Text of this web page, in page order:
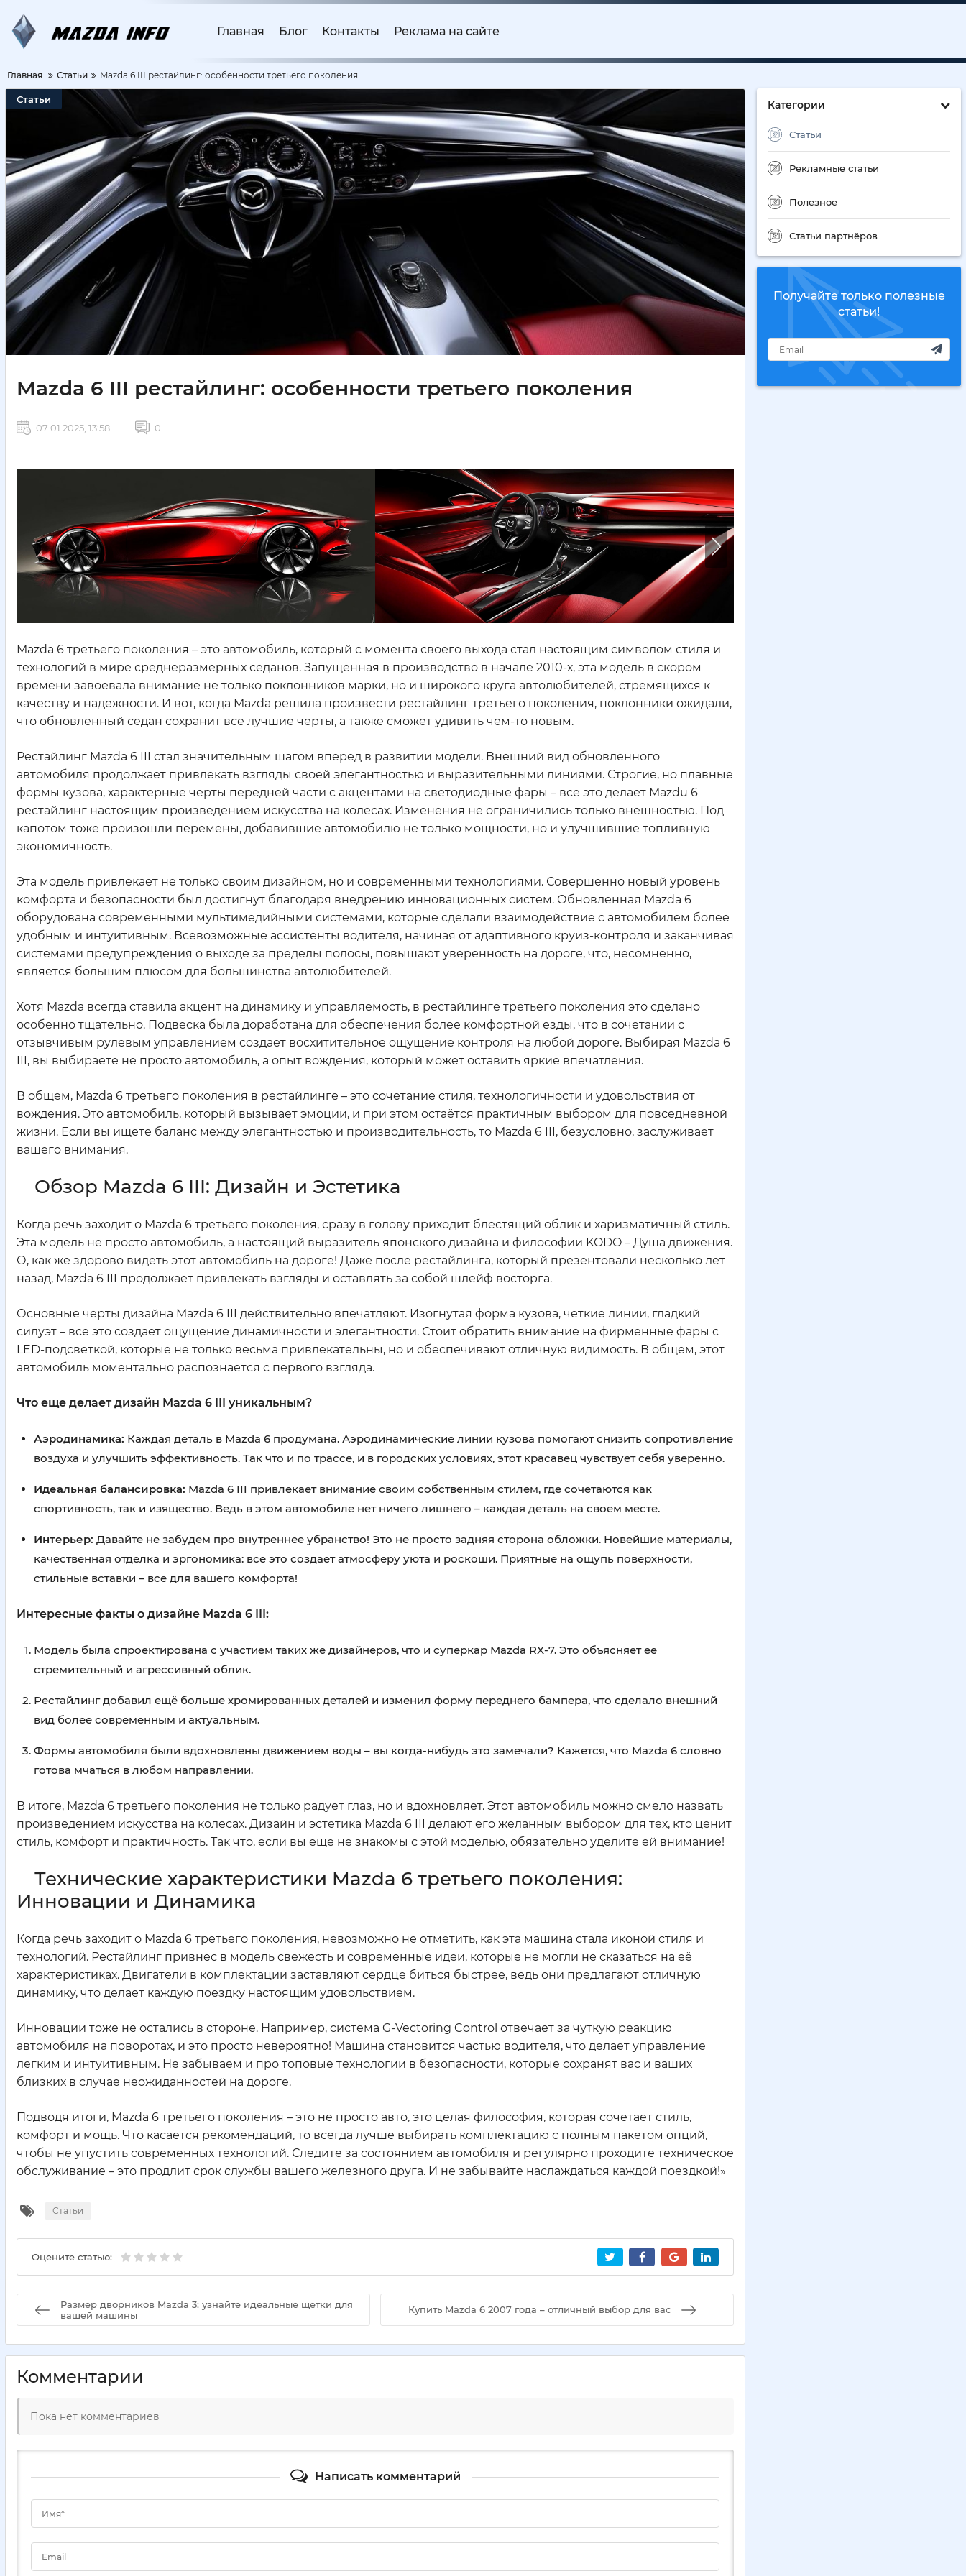
Главная Блог Контакты Реклама на сайте
Главная Статьи Mazda 6 III рестайлинг: особенности третьего поколения
Категории
Статьи
Рекламные статьи
Полезное
Статьи партнёров
Получайте только полезные
статьи!
Статьи
Mazda 6 III рестайлинг: особенности третьего поколения
07 01 2025, 13:58 0
Mazda 6 третьего поколения – это автомобиль, который с момента своего выхода стал настоящим символом стиля и
технологий в мире среднеразмерных седанов. Запущенная в производство в начале 2010-х, эта модель в скором
времени завоевала внимание не только поклонников марки, но и широкого круга автолюбителей, стремящихся к
качеству и надежности. И вот, когда Mazda решила произвести рестайлинг третьего поколения, поклонники ожидали,
что обновленный седан сохранит все лучшие черты, а также сможет удивить чем-то новым.
Рестайлинг Mazda 6 III стал значительным шагом вперед в развитии модели. Внешний вид обновленного
автомобиля продолжает привлекать взгляды своей элегантностью и выразительными линиями. Строгие, но плавные
формы кузова, характерные черты передней части с акцентами на светодиодные фары – все это делает Mazdu 6
рестайлинг настоящим произведением искусства на колесах. Изменения не ограничились только внешностью. Под
капотом тоже произошли перемены, добавившие автомобилю не только мощности, но и улучшившие топливную
экономичность.
Эта модель привлекает не только своим дизайном, но и современными технологиями. Совершенно новый уровень
комфорта и безопасности был достигнут благодаря внедрению инновационных систем. Обновленная Mazda 6
оборудована современными мультимедийными системами, которые сделали взаимодействие с автомобилем более
удобным и интуитивным. Всевозможные ассистенты водителя, начиная от адаптивного круиз-контроля и заканчивая
системами предупреждения о выходе за пределы полосы, повышают уверенность на дороге, что, несомненно,
является большим плюсом для большинства автолюбителей.
Хотя Mazda всегда ставила акцент на динамику и управляемость, в рестайлинге третьего поколения это сделано
особенно тщательно. Подвеска была доработана для обеспечения более комфортной езды, что в сочетании с
отзывчивым рулевым управлением создает восхитительное ощущение контроля на любой дороге. Выбирая Mazda 6
III, вы выбираете не просто автомобиль, а опыт вождения, который может оставить яркие впечатления.
В общем, Mazda 6 третьего поколения в рестайлинге – это сочетание стиля, технологичности и удовольствия от
вождения. Это автомобиль, который вызывает эмоции, и при этом остаётся практичным выбором для повседневной
жизни. Если вы ищете баланс между элегантностью и производительность, то Mazda 6 III, безусловно, заслуживает
вашего внимания.
Обзор Mazda 6 III: Дизайн и Эстетика
Когда речь заходит о Mazda 6 третьего поколения, сразу в голову приходит блестящий облик и харизматичный стиль.
Эта модель не просто автомобиль, а настоящий выразитель японского дизайна и философии KODO – Душа движения.
О, как же здорово видеть этот автомобиль на дороге! Даже после рестайлинга, который презентовали несколько лет
назад, Mazda 6 III продолжает привлекать взгляды и оставлять за собой шлейф восторга.
Основные черты дизайна Mazda 6 III действительно впечатляют. Изогнутая форма кузова, четкие линии, гладкий
силуэт – все это создает ощущение динамичности и элегантности. Стоит обратить внимание на фирменные фары с
LED-подсветкой, которые не только весьма привлекательны, но и обеспечивают отличную видимость. В общем, этот
автомобиль моментально распознается с первого взгляда.
Что еще делает дизайн Mazda 6 III уникальным?
Аэродинамика: Каждая деталь в Mazda 6 продумана. Аэродинамические линии кузова помогают снизить сопротивление
воздуха и улучшить эффективность. Так что и по трассе, и в городских условиях, этот красавец чувствует себя уверенно.
Идеальная балансировка: Mazda 6 III привлекает внимание своим собственным стилем, где сочетаются как
спортивность, так и изящество. Ведь в этом автомобиле нет ничего лишнего – каждая деталь на своем месте.
Интерьер: Давайте не забудем про внутреннее убранство! Это не просто задняя сторона обложки. Новейшие материалы,
качественная отделка и эргономика: все это создает атмосферу уюта и роскоши. Приятные на ощупь поверхности,
стильные вставки – все для вашего комфорта!
Интересные факты о дизайне Mazda 6 III:
Модель была спроектирована с участием таких же дизайнеров, что и суперкар Mazda RX-7. Это объясняет ее
стремительный и агрессивный облик.
Рестайлинг добавил ещё больше хромированных деталей и изменил форму переднего бампера, что сделало внешний
вид более современным и актуальным.
Формы автомобиля были вдохновлены движением воды – вы когда-нибудь это замечали? Кажется, что Mazda 6 словно
готова мчаться в любом направлении.
В итоге, Mazda 6 третьего поколения не только радует глаз, но и вдохновляет. Этот автомобиль можно смело назвать
произведением искусства на колесах. Дизайн и эстетика Mazda 6 III делают его желанным выбором для тех, кто ценит
стиль, комфорт и практичность. Так что, если вы еще не знакомы с этой моделью, обязательно уделите ей внимание!
Технические характеристики Mazda 6 третьего поколения:
Инновации и Динамика
Когда речь заходит о Mazda 6 третьего поколения, невозможно не отметить, как эта машина стала иконой стиля и
технологий. Рестайлинг привнес в модель свежесть и современные идеи, которые не могли не сказаться на её
характеристиках. Двигатели в комплектации заставляют сердце биться быстрее, ведь они предлагают отличную
динамику, что делает каждую поездку настоящим удовольствием.
Инновации тоже не остались в стороне. Например, система G-Vectoring Control отвечает за чуткую реакцию
автомобиля на поворотах, и это просто невероятно! Машина становится частью водителя, что делает управление
легким и интуитивным. Не забываем и про топовые технологии в безопасности, которые сохранят вас и ваших
близких в случае неожиданностей на дороге.
Подводя итоги, Mazda 6 третьего поколения – это не просто авто, это целая философия, которая сочетает стиль,
комфорт и мощь. Что касается рекомендаций, то всегда лучше выбирать комплектацию с полным пакетом опций,
чтобы не упустить современных технологий. Следите за состоянием автомобиля и регулярно проходите техническое
обслуживание – это продлит срок службы вашего железного друга. И не забывайте наслаждаться каждой поездкой!»
Статьи
Оцените статью:
Размер дворников Mazda 3: узнайте идеальные щетки для
вашей машины
Купить Mazda 6 2007 года – отличный выбор для вас
Комментарии
Пока нет комментариев
Написать комментарий
Имя*
Email